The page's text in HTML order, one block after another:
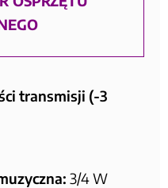
transmisji (-3
3/4 W